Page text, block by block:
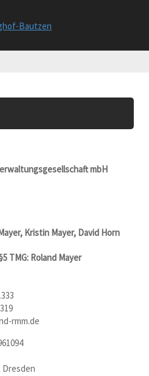
mbH
Kristin Mayer, David Horn
TMG: Roland Mayer
rmm.de
Dresden